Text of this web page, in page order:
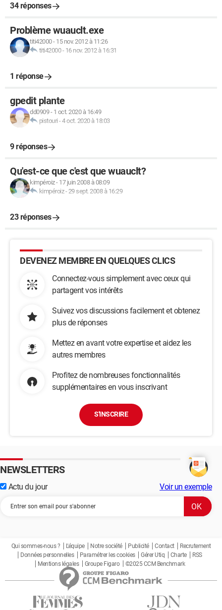
34 réponses
Problème wuauclt.exe
titi42000- 15 nov. 2012 à 11:26
titi42000- 16 nov. 2012 à 16:31
1 réponse
gpedit plante
dd0909- 1 oct. 2020 à 16:49
pistouri -4 oct. 2020 à 18:03
9 réponses
Qu'est-ce que c'est que wuauclt?
kimpéroiz- 17 juin 2008 à 08:09
kimpéroiz-29 sept. 2008 à 16:29
23 réponses
DEVENEZ MEMBRE EN QUELQUES CLICS
Connectez-vous simplement avec ceux qui
partagent vos intérêts
Suivez vos discussions facilement et obtenez
plus de réponses
Mettez en avant votre expertise et aidez les
autres membres
Profitez de nombreuses fonctionnalités
supplémentaires en vous inscrivant
S'INSCRIRE
NEWSLETTERS
Actu du jour Voir un exemple
Qui sommes-nous ? L'équipe Notre société Publicité Contact
Recrutement
Données personnelles
Paramétrer les cookies Gérer Utiq Charte
RSS
Mentions légales
Groupe Figaro ©2025 CCM Benchmark